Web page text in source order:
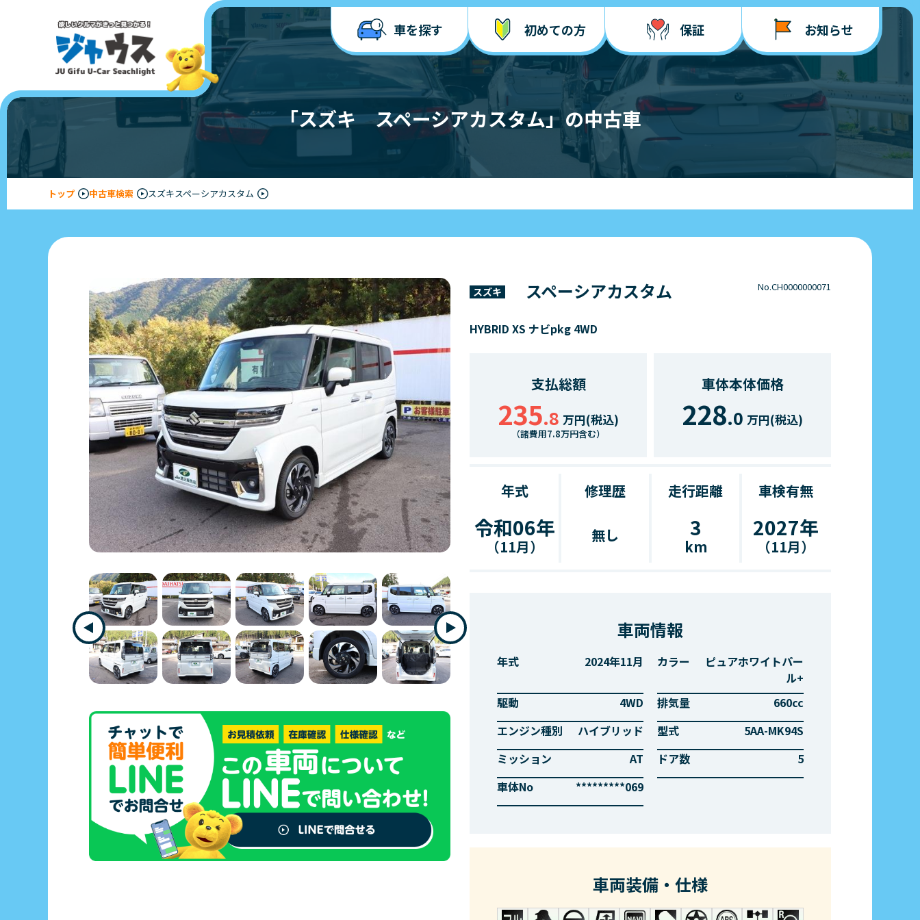
車を探す 初めての方 保証 お知らせ
「スズキ スペーシアカスタム」の中古車
トップ 中古車検索 スズキスペーシアカスタム
No.CH0000000071
スズキ スペーシアカスタム
HYBRID XS ナビpkg 4WD
支払総額
235.8 万円(税込)
（諸費用7.8万円含む）
車体本体価格
228.0 万円(税込)
年式
令和06年
（11月）
修理歴
無し
走行距離
3
km
車検有無
2027年
（11月）
車両情報
年式 2024年11月 カラー
ピュアホワイトパー
ル+
駆動
4WD 排気量
660cc
エンジン種別
ハイブリッド 型式
5AA-MK94S
ミッション
AT ドア数
5
車体No
*********069
車両装備・仕様